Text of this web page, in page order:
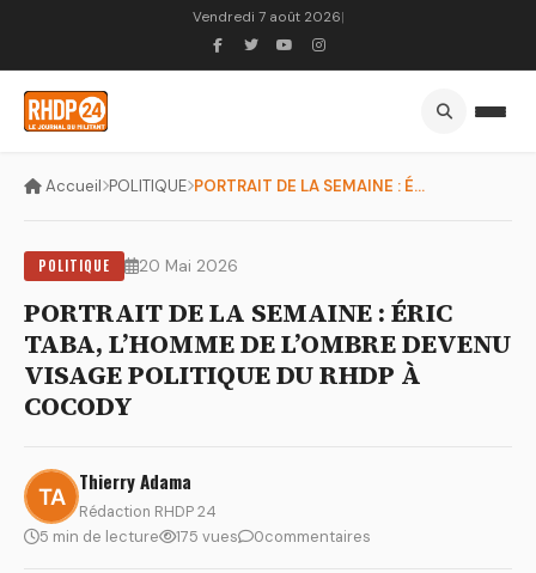
Vendredi 7 août 2026|
Accueil POLITIQUE PORTRAIT DE LA SEMAINE : ÉRIC TABA, L’HOMME DE L’OMBRE DEVEN...
POLITIQUE 20 Mai 2026
PORTRAIT DE LA SEMAINE : ÉRIC
TABA, L’HOMME DE L’OMBRE DEVENU
VISAGE POLITIQUE DU RHDP À
COCODY
Thierry Adama
Rédaction RHDP 24
5 min de lecture 175 vues 0commentaires